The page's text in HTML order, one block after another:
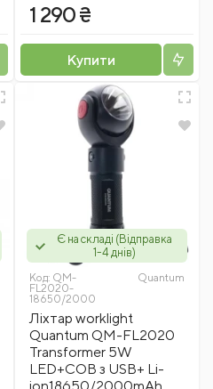
1 290 ₴
Купити
Є на складі (Відправка
1-4 днів)
Код: QM-
FL2020-
18650/2000
Quantum
Ліхтар worklight
Quantum QM-FL2020
Transformer 5W
LED+COB з USB+ Li-